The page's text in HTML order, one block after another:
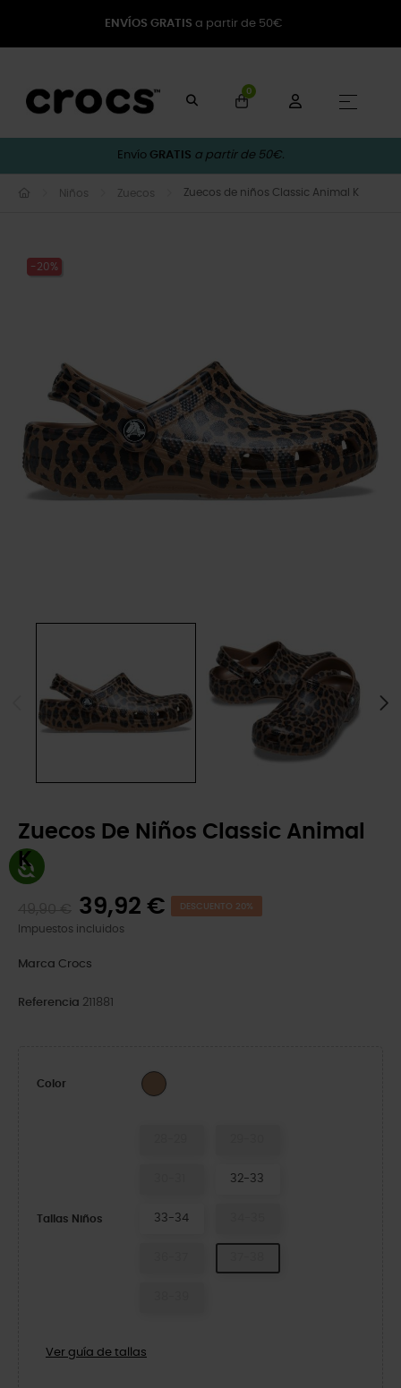
ENVÍOS GRATIS a partir de 50€
0
☰
Envío GRATIS a partir de 50€.
Niños Zuecos Zuecos de niños Classic Animal K
-20%
Zuecos De Niños Classic Animal
K
39,92 € DESCUENTO 20%
Impuestos incluidos
Marca Crocs
Referencia 211881
Color Sepia/Leopard
Tallas Niños
32-33
33-34
Ver guía de tallas